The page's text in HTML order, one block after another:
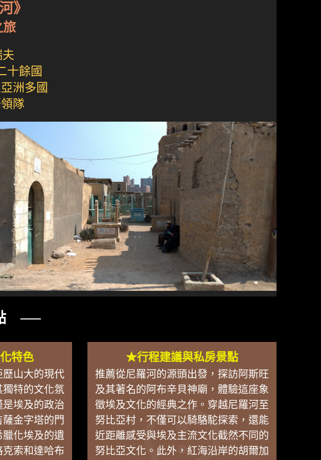
》
旅
十餘國
洲多國
隊
──
特色
山大的現代
獨特的文化氛
是埃及的政治
金字塔的門
化埃及的遺
索和達哈布
★行程建議與私房景點
推薦從尼羅河的源頭出發，探訪阿斯旺
及其著名的阿布辛貝神廟，體驗這座象
徵埃及文化的經典之作。穿越尼羅河至
努比亞村，不僅可以騎駱駝探索，還能
近距離感受與埃及主流文化截然不同的
努比亞文化。此外，紅海沿岸的胡爾加